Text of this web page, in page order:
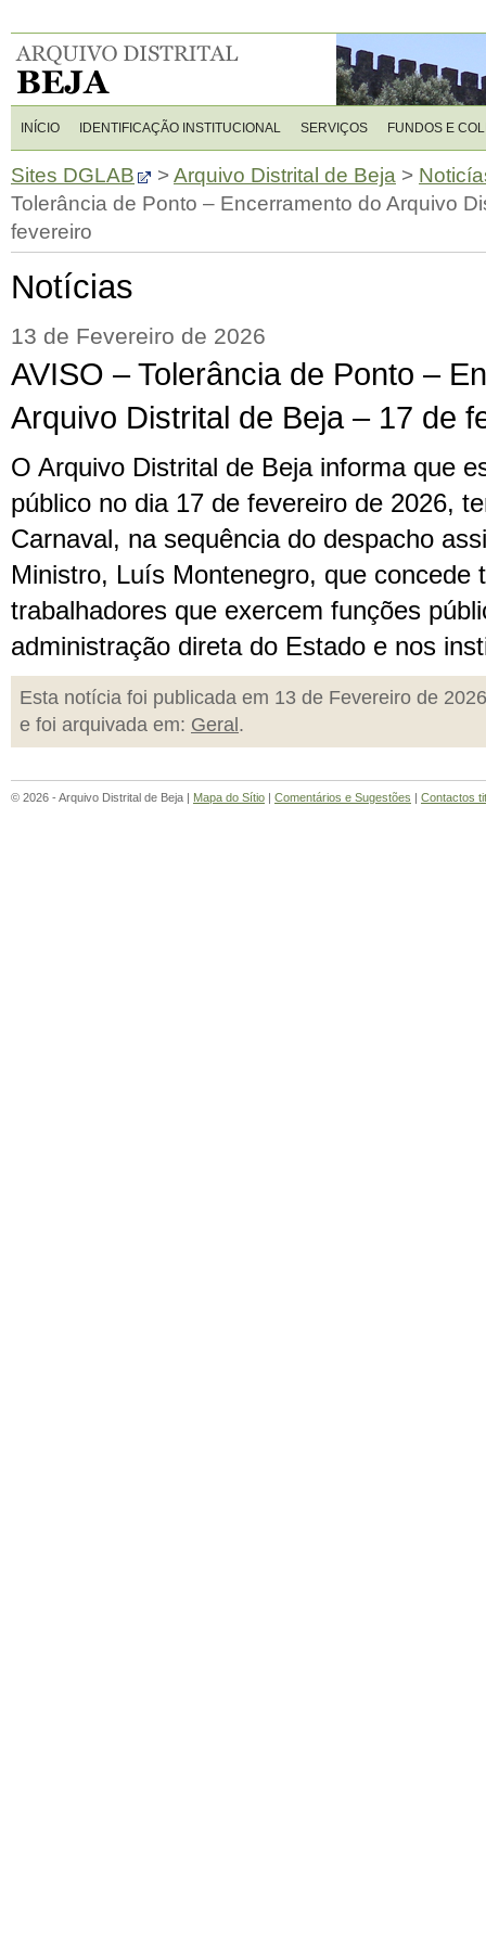
INÍCIO IDENTIFICAÇÃO INSTITUCIONAL SERVIÇOS FUNDOS E
Sites DGLAB >Arquivo Distrital de Beja >
Tolerância de Ponto – Encerramento do Arquivo
fevereiro
Notícias
13 de Fevereiro de 2026
AVISO – Tolerância de Ponto –
Arquivo Distrital de Beja – 17 de
O Arquivo Distrital de Beja informa que
público no dia 17 de fevereiro de 2026,
Carnaval, na sequência do despacho
Ministro, Luís Montenegro, que concede
trabalhadores que exercem funções
administração direta do Estado e nos
Esta notícia foi publicada em 13 de Fevereiro de 2026
e foi arquivada em: Geral .
© 2026 - Arquivo Distrital de Beja | Mapa do Sítio | Comentários e Sugestões | Contactos